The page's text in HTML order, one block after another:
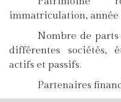
immatriculation, année
Nombre de parts
différentes sociétés,
actifs et passifs.
Partenaires